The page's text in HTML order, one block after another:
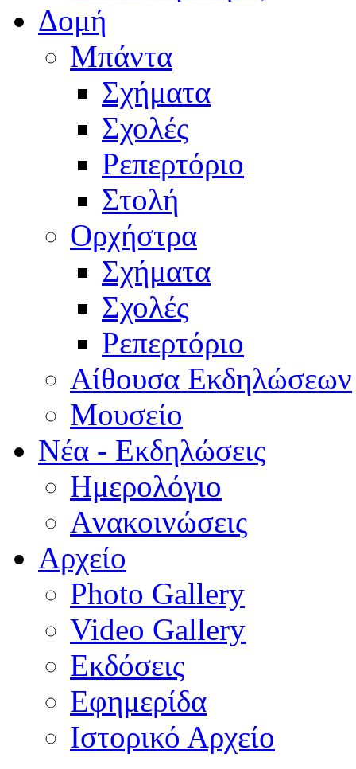
Δομή
Μπάντα
Σχήματα
Σχολές
Ρεπερτόριο
Στολή
Ορχήστρα
Σχήματα
Σχολές
Ρεπερτόριο
Aίθουσα Εκδηλώσεων
Μουσείο
Νέα - Εκδηλώσεις
Ημερολόγιο
Aνακοινώσεις
Αρχείο
Photo Gallery
Video Gallery
Εκδόσεις
Εφημερίδα
Ιστορικό Αρχείο